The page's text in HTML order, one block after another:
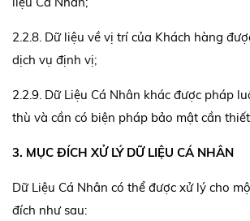
2.2.8. Dữ liệu về vị trí của Khách hàng
dịch vụ định vị;
2.2.9. Dữ Liệu Cá Nhân khác được pháp
thù và cần có biện pháp bảo mật cần
3. MỤC ĐÍCH XỬ LÝ DỮ LIỆU CÁ NHÂN
Dữ Liệu Cá Nhân có thể được xử lý cho
đích như sau: